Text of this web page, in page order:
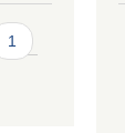
1